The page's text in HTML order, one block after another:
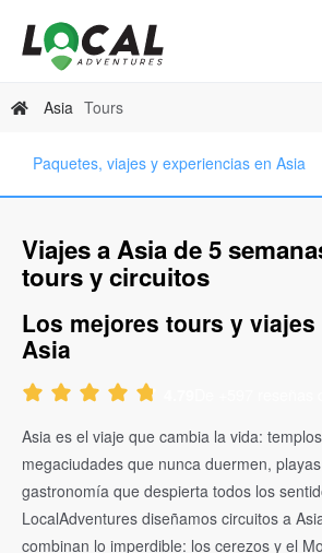
Asia Tours
Paquetes, viajes y experiencias en Asia
Viajes a Asia de 5
tours y circuitos
Los mejores tours y
Asia
Asia es el viaje que cambia la vida:
megaciudades que nunca duermen,
gastronomía que despierta todos los
LocalAdventures diseñamos circuitos a
combinan lo imperdible: los cerezos y el